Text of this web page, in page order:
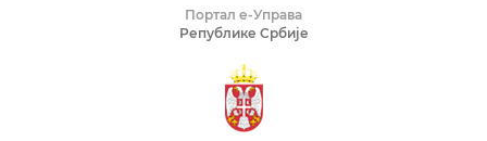
Портал е-Управа
Републике Србије